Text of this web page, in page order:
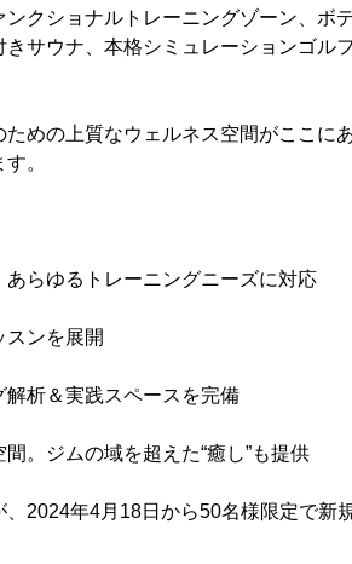
クショナルトレーニングゾーン、ボ
サウナ、本格シミュレーションゴル
めの上質なウェルネス空間がここに
。
あらゆるトレーニングニーズに対応
スンを展開
解析＆実践スペースを完備
。ジムの域を超えた“癒し”も提供
2024年4月18日から50名様限定で新